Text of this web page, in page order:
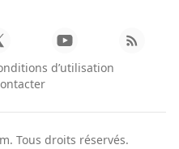
d’utilisation
. Tous droits réservés.